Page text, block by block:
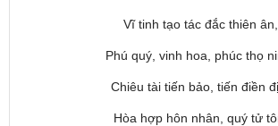
Vĩ tinh tạo tác đắc thiên ân,
Phú quý, vinh hoa, phúc thọ
Chiêu tài tiến bảo, tiến điền
Hòa hợp hôn nhân, quý tử